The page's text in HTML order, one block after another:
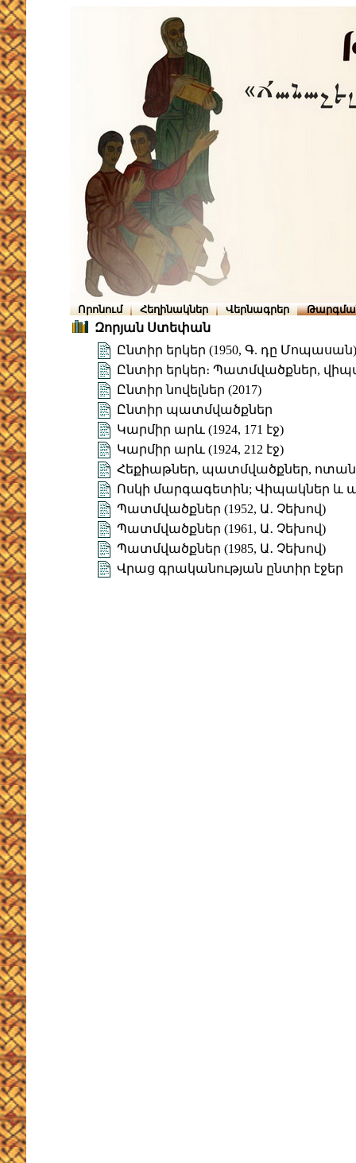
Որոնում Հեղինակներ Վերնագրեր
Զորյան Ստեփան
Ընտիր երկեր (1950, Գ. դը Մոպասան)
Ընտիր երկեր։ Պատմվածքներ,
Ընտիր նովելներ (2017)
Ընտիր պատմվածքներ
Կարմիր արև (1924, 171 էջ)
Կարմիր արև (1924, 212 էջ)
Հեքիաթներ, պատմվածքներ,
Ոսկի մարգագետին; Վիպակներ
Պատմվածքներ (1952, Ա․ Չեխով)
Պատմվածքներ (1961, Ա․ Չեխով)
Պատմվածքներ (1985, Ա․ Չեխով)
Վրաց գրականության ընտիր էջեր